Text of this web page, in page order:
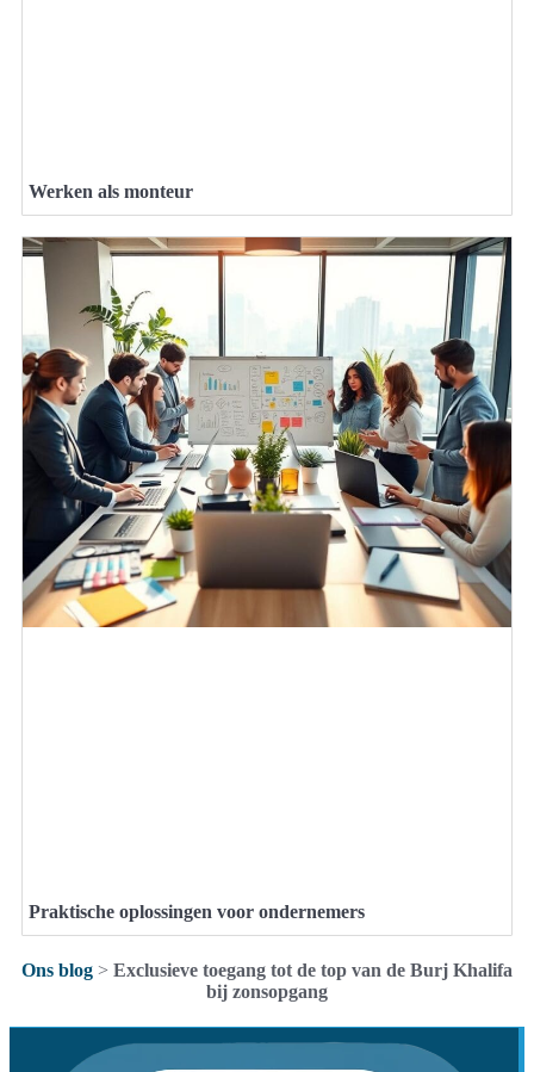
Werken als monteur
Praktische oplossingen voor ondernemers
Ons blog > Exclusieve toegang tot de top van de Burj Khalifa
bij zonsopgang